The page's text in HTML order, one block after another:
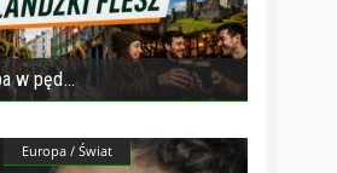
w pęd
Europa / Świat